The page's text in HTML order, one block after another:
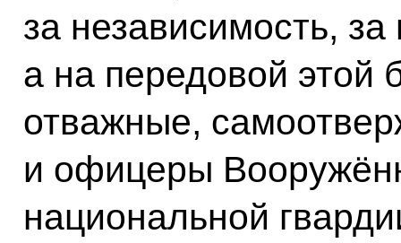
за независимость,
а на передовой этой
отважные,
и офицеры
национальной